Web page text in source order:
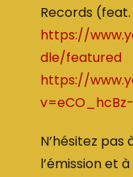
Records
https://
dle/featured
https://
N’hésitez
l’émission et